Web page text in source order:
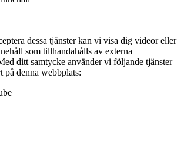
dessa tjänster kan vi visa dig videor eller
som tillhandahålls av externa
ditt samtycke använder vi följande tjänster
på denna webbplats: